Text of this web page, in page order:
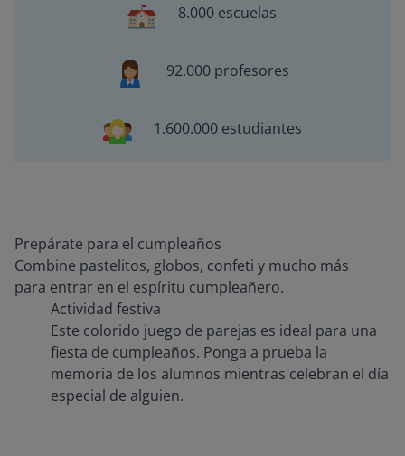
8.000 escuelas
92.000 profesores
1.600.000 estudiantes
Prepárate para el cumpleaños
Combine pastelitos, globos, confeti y mucho más
para entrar en el espíritu cumpleañero.
Actividad festiva
Este colorido juego de parejas es ideal para una
fiesta de cumpleaños. Ponga a prueba la
memoria de los alumnos mientras celebran el día
especial de alguien.